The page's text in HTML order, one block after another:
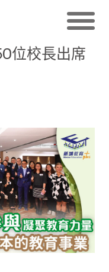
位校長出席